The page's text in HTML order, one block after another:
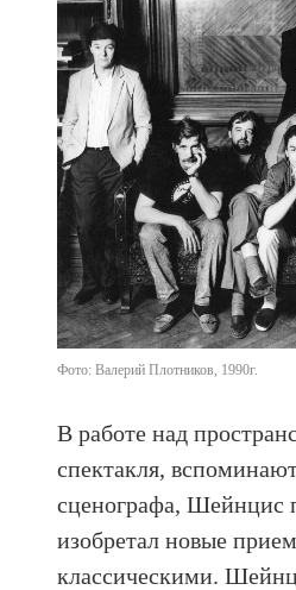
Фото: Валерий Плотников, 1990г.
В работе над
спектакля,
сценографа, Шейнцис
изобретал новые
классическими.